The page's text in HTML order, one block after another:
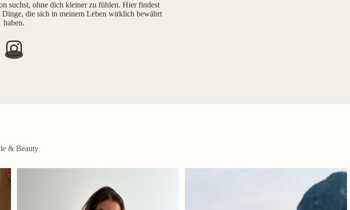
suchst, ohne dich kleiner zu fühlen. Hier findest
die sich in meinem Leben wirklich bewährt
haben.
& Beauty